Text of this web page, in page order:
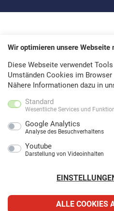
Wir optimieren unsere Webseite
Diese Webseite verwendet
Umständen Cookies im
Nähere Informationen dazu in
Standard
Wesentliche Services und
Google Analytics
Analyse des Besuchverhaltens
Youtube
Darstellung von Videoinhalten
ALLE COOKIES